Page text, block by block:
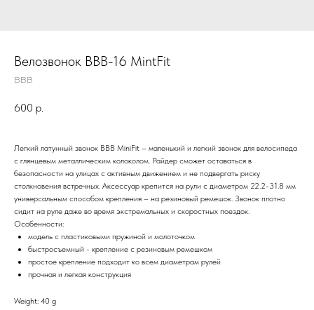
Велозвонок BBB-16 MintFit
BBB
600 р.
Легкий латунный звонок BBB MiniFit – маленький и легкий звонок для велосипеда
с глянцевым металлическим колоколом. Райдер сможет оставаться в
безопасности на улицах с активным движением и не подвергать риску
столкновения встречных. Аксессуар крепится на рули с диаметром 22.2-31.8 мм
универсальным способом крепления – на резиновый ремешок. Звонок плотно
сидит на руле даже во время экстремальных и скоростных поездок.
Особенности:
модель с пластиковыми пружиной и молоточком
быстросъемный - крепление с резиновым ремешком
простое крепление подходит ко всем диаметрам рулей
прочная и легкая конструкция
Weight: 40 g